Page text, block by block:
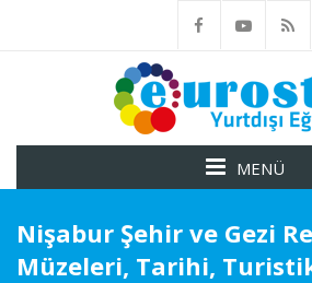
MENÜ
Nişabur Şehir ve Gezi
Müzeleri, Tarihi,